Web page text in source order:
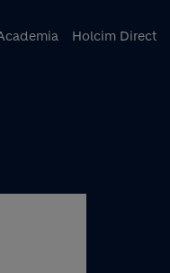
Holcim Direct